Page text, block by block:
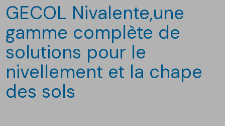
GECOL Nivalente,une
gamme complète de
solutions pour le
nivellement et la chape
des sols